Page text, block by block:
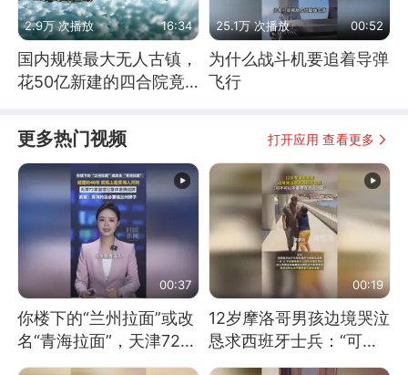
2.9万 次播放 16:34
国内规模最大无人古镇，
花50亿新建的四合院竟
25.1万 次播放 00:52
为什么战斗机要追着导弹
飞行
更多热门视频 打开应用 查看更多
00:37
你楼下的“兰州拉面”或改
名“青海拉面”，天津72家
面馆已集体更换招牌
00:19
12岁摩洛哥男孩边境哭泣
恳求西班牙士兵：“可不
可以不要把我遣返回国”